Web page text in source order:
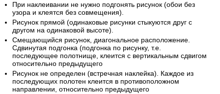
При наклеивании не нужно подгонять рисунок (обои без
узора и клеятся без совмещения).
Рисунок прямой (одинаковые рисунки стыкуются друг с
другом на одинаковой высоте).
Смещающийся рисунок, диагональное расположение.
Сдвинутая подгонка (подгонка по рисунку, т.е.
последующее полотнище, клеится с вертикальным сдвигом
относительно предыдущего
Рисунок не определен (встречная наклейка). Каждое из
последующих полотен клеится в противоположном
направлении, относительно предыдущего